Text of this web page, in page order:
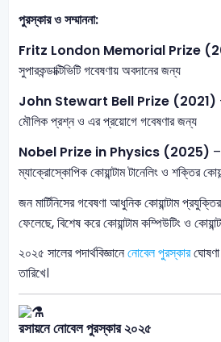
পুরস্কার ও সম্মাননা:
Fritz London Memorial Prize
সুপারকন্ডাক্টিভিটি গবেষণায় অবদানের জন্য
John Stewart Bell Prize (2021)
মৌলিক প্রশ্ন ও এর প্রয়োগে গবেষণার জন্য
Nobel Prize in Physics (2025)
ম্যাক্রোস্কোপিক কোয়ান্টাম টানেলিং ও শক্তির
জন মার্টিনিসের গবেষণা আধুনিক কোয়ান্টাম
ফেলেছে, বিশেষ করে কোয়ান্টাম কম্পিউটিং ও
২০২৫ সালের পদার্থবিজ্ঞানেনোবেল পুরস্কার
তারিখে।
রসায়নেনোবেল পুরস্কার ২০২৫